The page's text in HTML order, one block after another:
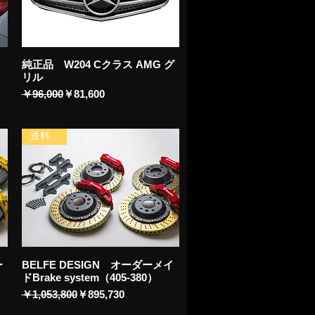
純正品 W204 Cクラス AMG グ
リル
通常価格
￥96,000
セール価格￥81,600
送料無料
BELFE DESIGN オーダーメイ
ドBrake system（405-380）
通常価格
￥1,053,800
セール価格 ￥895,730